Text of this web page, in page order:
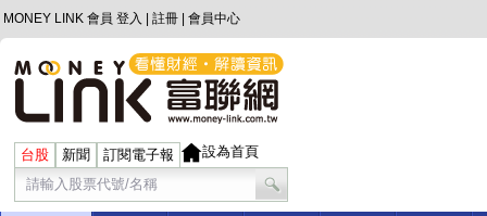
MONEY LINK 會員 登入 註冊 會員中心
台股 新聞 訂閱電子報 設為首頁